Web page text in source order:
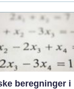
beregninger i